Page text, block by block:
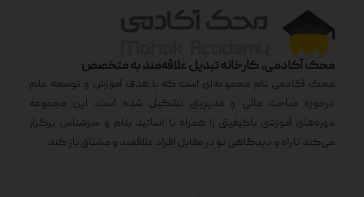
محک آکادمی، کارخانه تبدیل علاقه‌مند به متخصص
محک آکادمی نام مجموعه‌ای است که با هدف آموزش و توسعه علم
درحوزه مباحث مالی و مدیریتی تشکیل شده است. این مجموعه
دوره‌های آموزشی باکیفیتی را همراه با اساتید بنام و سرشناس برگزار
می‌کند تا راه و دیدگاهی نو در مقابل افراد علاقمند و مشتاق باز کند.